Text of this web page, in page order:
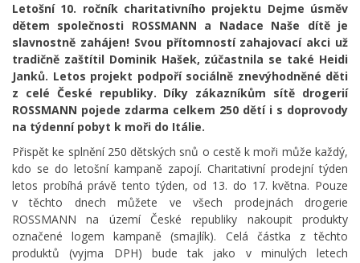
Letošní 10. ročník charitativního projektu Dejme úsměv
dětem společnosti ROSSMANN a Nadace Naše dítě je
slavnostně zahájen! Svou přítomností zahajovací akci už
tradičně zaštítil Dominik Hašek, zúčastnila se také Heidi
Janků. Letos projekt podpoří sociálně znevýhodněné děti
z celé České republiky. Díky zákazníkům sítě drogerií
ROSSMANN pojede zdarma celkem 250 dětí i s doprovody
na týdenní pobyt k moři do Itálie.
Přispět ke splnění 250 dětských snů o cestě k moři může každý,
kdo se do letošní kampaně zapojí. Charitativní prodejní týden
letos probíhá právě tento týden, od 13. do 17. května. Pouze
v těchto dnech můžete ve všech prodejnách drogerie
ROSSMANN na území České republiky nakoupit produkty
označené logem kampaně (smajlík). Celá částka z těchto
produktů (vyjma DPH) bude tak jako v minulých letech